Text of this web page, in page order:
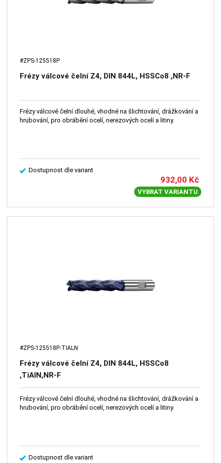
#ZPS-125518P
Frézy válcové čelní Z4, DIN 844L, HSSCo8 ,NR-F
Frézy válcové čelní dlouhé, vhodné na šlichtování, drážkování a
hrubování, pro obrábění ocelí, nerezových ocelí a litiny.
Dostupnost dle variant
932,00 Kč
VYBRAT VARIANTU
#ZPS-125518P-TIALN
Frézy válcové čelní Z4, DIN 844L, HSSCo8
,TiAlN,NR-F
Frézy válcové čelní dlouhé, vhodné na šlichtování, drážkování a
hrubování, pro obrábění ocelí, nerezových ocelí a litiny.
Dostupnost dle variant